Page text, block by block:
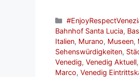
Kategorien
Bahnhof Santa Lucia,
Italien, Murano, Museen,
Sehenswürdigkeiten,
Venedig, Venedig Aktuell,
Marco, Venedig